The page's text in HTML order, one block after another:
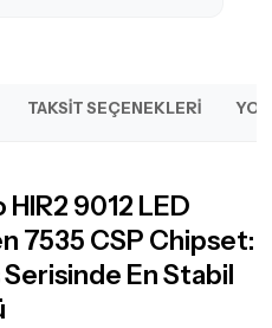
TAKSIT SEÇENEKLERI
9012 LED
7535 CSP Chipset:
En Stabil